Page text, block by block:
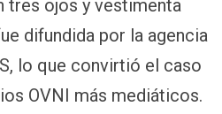
tres ojos y vestimenta
difundida por la agencia
lo que convirtió el caso
OVNI más mediáticos.